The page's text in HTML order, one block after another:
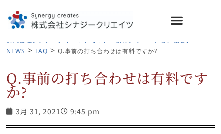
NEWS > FAQ >Q.事前の打ち合わせは有料ですか?
Q.事前の打ち合わせは有料です
か?
3月 31, 2021 9:45 pm